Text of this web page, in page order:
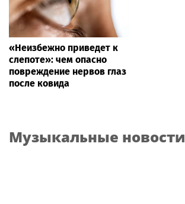
«Неизбежно приведет к
слепоте»: чем опасно
повреждение нервов глаз
после ковида
Музыкальные новости